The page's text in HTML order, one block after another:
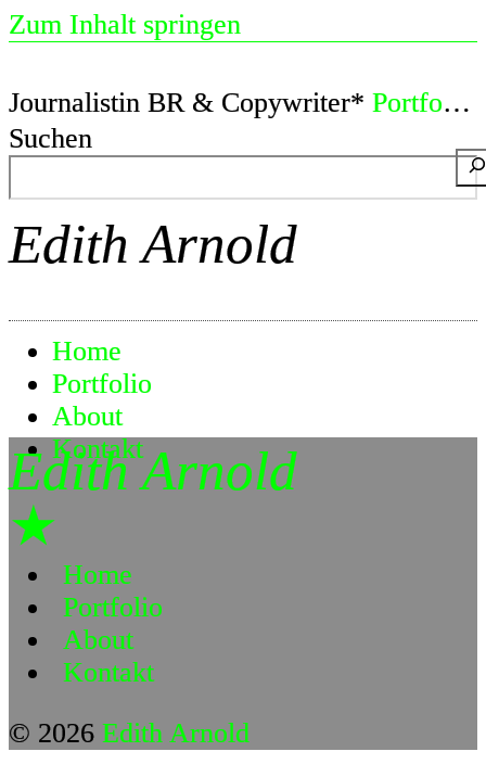
Zum Inhalt springen
Journalistin BR & Copywriter* Portfolio
Suchen
Edith Arnold
Home
Portfolio
About
Kontakt
★
Edith Arnold
Home
Portfolio
About
Kontakt
© 2026 Edith Arnold